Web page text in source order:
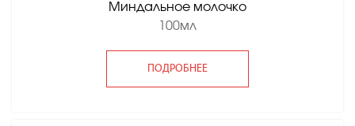
Миндальное молочко
100мл
ПОДРОБНЕЕ